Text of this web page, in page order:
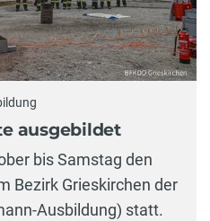
ausgebildet
bis Samstag den
Bezirk Grieskirchen der
Ausbildung) statt.